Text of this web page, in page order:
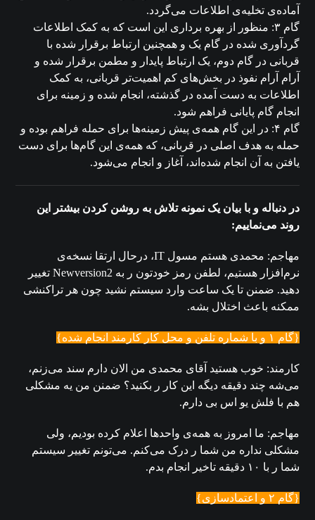
آماده‌ی تخلیه‌ی اطلاعات می‌گردد.
گام ۳: منظور از بهره برداری این است که به کمک اطلاعات
گردآوری شده در گام یک و همچنین ارتباط برقرار شده با
قربانی در گام دوم، یک ارتباط پایدار و مطمن برقرار شده و
آرام آرام نفوذ در بخش‌های کم اهمیت‌تر قربانی، به کمک
اطلاعات به دست آمده در گذشته، انجام شده و زمینه برای
انجام گام پایانی فراهم شود.
گام ۴: در این گام همه‌ی پیش زمینه‌ها برای حمله فراهم بوده و
حمله‌ به هدف اصلی در قربانی، که همه‌ی این گام‌ها برای دست
یافتن به آن انجام شده‌اند، آغاز و انجام می‌شود.
در دنباله و با بیان یک نمونه تلاش به روشن کردن بیشتر این
روند می‌نماییم:
مهاجم: محمدی هستم مسول IT، درحال ارتقا نسخه‌ی
نرم‌افزار هستیم، لطفن رمز خودتون ر به Newversion2 تغییر
دهید. ضمنن تا یک ساعت وارد سیستم نشید چون هر تراکنشی
ممکنه باعث اختلال بشه.
{گام ۱ و با شماره تلفن و محل کار کارمند انجام شده}
کارمند: خوب هستید آقای محمدی من الان دارم سند می‌زنم،
می‌شه چند دقیقه دیگه این کار ر بکنید؟ ضمنن من یه مشکلی
هم با فلش یو اس بی دارم.
مهاجم: ما امروز به همه‌ی واحدها اعلام کرده بودیم، ولی
مشکلی نداره من شما ر درک می‌کنم. می‌تونم تغییر سیستم
شما ر با ۱۰ دقیقه تاخیر انجام بدم.
{گام ۲ و اعتمادسازی}